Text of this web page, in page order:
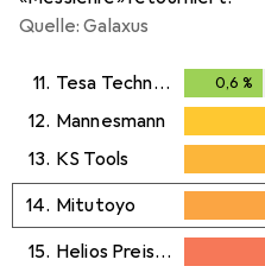
Quelle: Galaxus
11. Tesa Technology 0,6 %
12. Mannesmann
13. KS Tools
14. Mitutoyo
15. Helios Preisser